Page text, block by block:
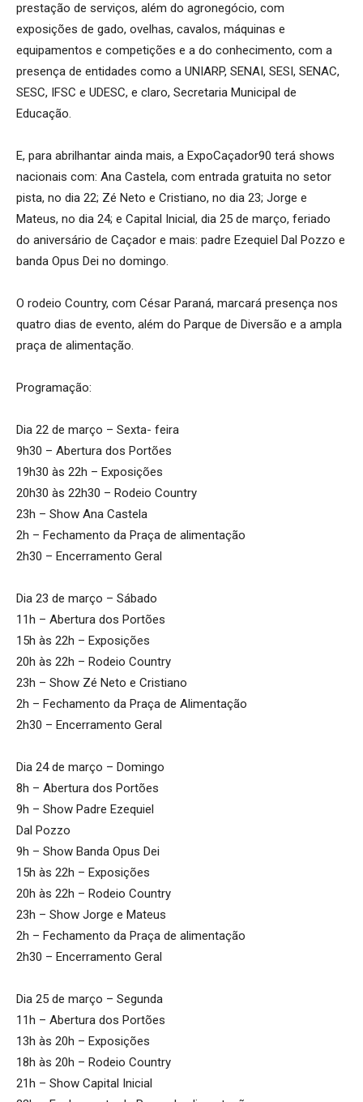
prestação de serviços, além do agronegócio, com
exposições de gado, ovelhas, cavalos, máquinas e
equipamentos e competições e a do conhecimento, com a
presença de entidades como a UNIARP, SENAI, SESI, SENAC,
SESC, IFSC e UDESC, e claro, Secretaria Municipal de
Educação.
E, para abrilhantar ainda mais, a ExpoCaçador90 terá shows
nacionais com: Ana Castela, com entrada gratuita no setor
pista, no dia 22; Zé Neto e Cristiano, no dia 23; Jorge e
Mateus, no dia 24; e Capital Inicial, dia 25 de março, feriado
do aniversário de Caçador e mais: padre Ezequiel Dal Pozzo e
banda Opus Dei no domingo.
O rodeio Country, com César Paraná, marcará presença nos
quatro dias de evento, além do Parque de Diversão e a ampla
praça de alimentação.
Programação:
Dia 22 de março – Sexta- feira
9h30 – Abertura dos Portões
19h30 às 22h – Exposições
20h30 às 22h30 – Rodeio Country
23h – Show Ana Castela
2h – Fechamento da Praça de alimentação
2h30 – Encerramento Geral
Dia 23 de março – Sábado
11h – Abertura dos Portões
15h às 22h – Exposições
20h às 22h – Rodeio Country
23h – Show Zé Neto e Cristiano
2h – Fechamento da Praça de Alimentação
2h30 – Encerramento Geral
Dia 24 de março – Domingo
8h – Abertura dos Portões
9h – Show Padre Ezequiel
Dal Pozzo
9h – Show Banda Opus Dei
15h às 22h – Exposições
20h às 22h – Rodeio Country
23h – Show Jorge e Mateus
2h – Fechamento da Praça de alimentação
2h30 – Encerramento Geral
Dia 25 de março – Segunda
11h – Abertura dos Portões
13h às 20h – Exposições
18h às 20h – Rodeio Country
21h – Show Capital Inicial